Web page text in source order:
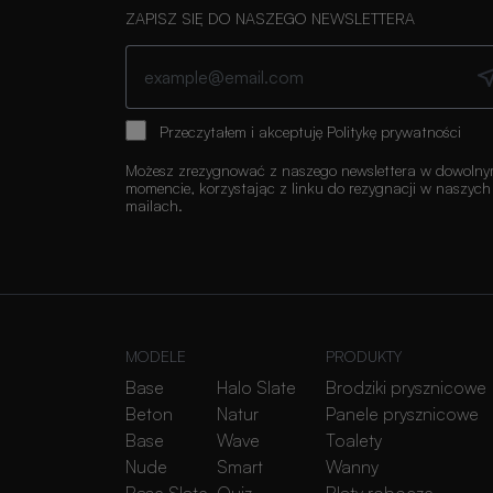
ZAPISZ SIĘ DO NASZEGO NEWSLETTERA
Przeczytałem i akceptuję Politykę prywatności
Możesz zrezygnować z naszego newslettera w
momencie, korzystając z linku do rezygnacji w naszych
mailach.
MODELE
Base
Beton
Base
Nude
Halo Slate
Natur
Wave
Smart
PRODUKTY
Brodziki prysznicowe
Panele prysznicowe
Toalety
Wanny